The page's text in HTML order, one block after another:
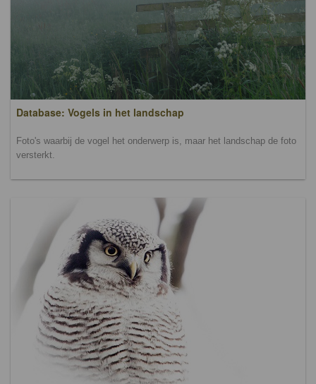
Database: Vogels in het landschap
Foto's waarbij de vogel het onderwerp is, maar het landschap de foto
versterkt.